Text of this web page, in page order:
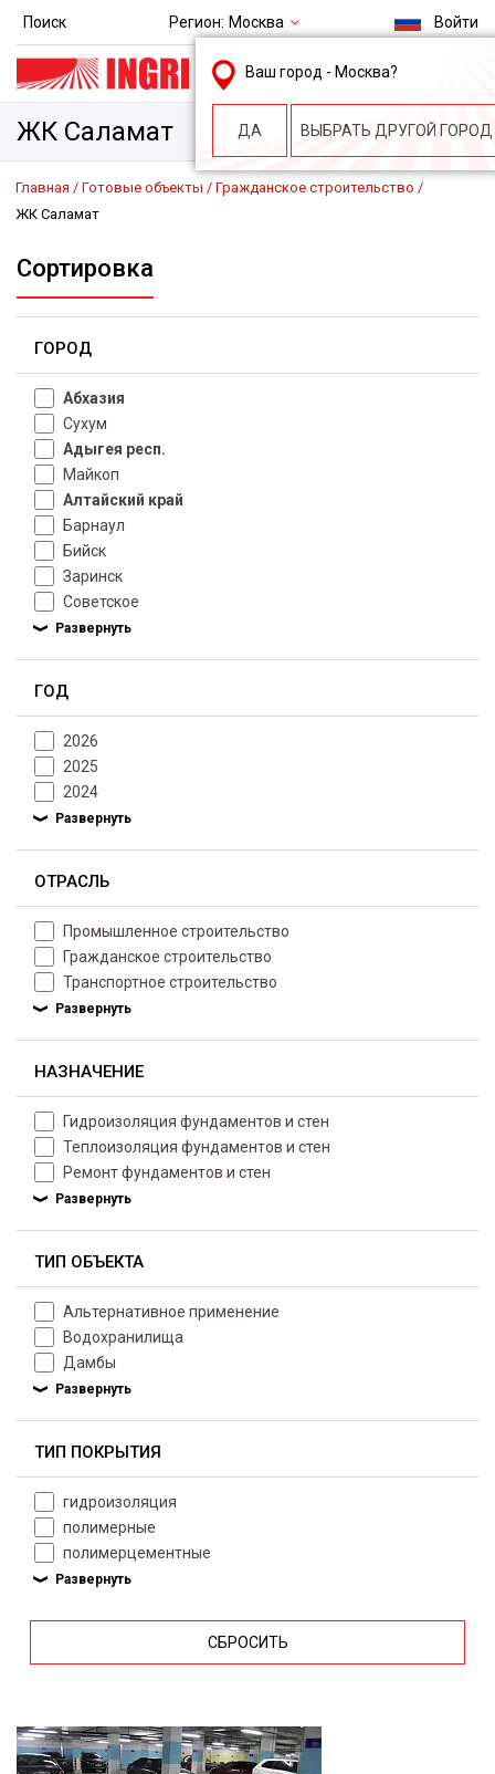
Поиск Регион: Москва
Ваш город - Москва?
ДА ВЫБРАТЬ ДРУГОЙ ГОРОД
Войти
msk@ingri.ru
пн. – пт.: 9.00-18.00
ЖК Саламат
Главная Готовые объекты
Гражданское строительство
ЖК Саламат
Сортировка
ГОРОД
Абхазия
Сухум
Адыгея респ.
Майкоп
Алтайский край
Барнаул
Бийск
Заринск
Советское
ГОД
2026
2025
2024
ОТРАСЛЬ
Промышленное строительство
Гражданское строительство
Транспортное строительство
НАЗНАЧЕНИЕ
Гидроизоляция фундаментов и стен
Теплоизоляция фундаментов и стен
Ремонт фундаментов и стен
ТИП ОБЪЕКТА
Альтернативное применение
Водохранилища
Дамбы
ТИП ПОКРЫТИЯ
гидроизоляция
полимерные
полимерцементные
СБРОСИТЬ